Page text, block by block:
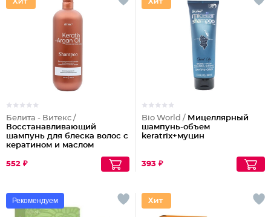
Белита - Витекс /
Восстанавливающий
шампунь для блеска волос с
кератином и маслом
552 ₽
Bio World / Мицеллярный
шампунь-объем
keratrix+муцин
393 ₽
Рекомендуем